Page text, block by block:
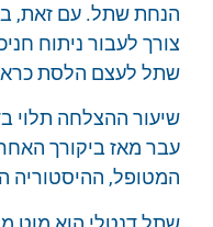
הנחת שתל. עם זאת,
צורך לעבור ניתוח
שתל לעצם הלסת
שיעור ההצלחה תלוי
עבר מאז ביקורך
המטופל, ההיסטוריה